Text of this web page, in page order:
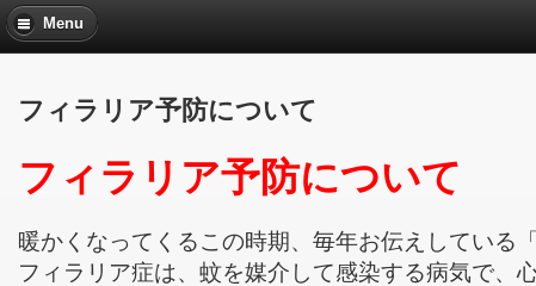
Menu
フィラリア予防について
フィラリア予防について
暖かくなってくるこの時期、毎年お伝えしている
フィラリア症は、蚊を媒介して感染する病気で、